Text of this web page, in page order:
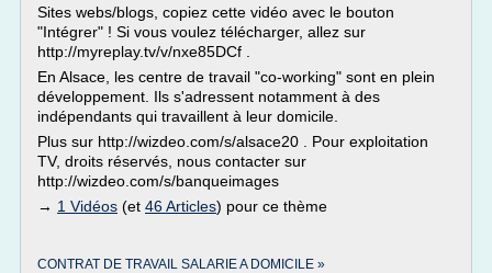
Sites webs/blogs, copiez cette vidéo avec le bouton
"Intégrer" ! Si vous voulez télécharger, allez sur
http://myreplay.tv/v/nxe85DCf .
En Alsace, les centre de travail "co-working" sont en plein
développement. Ils s'adressent notamment à des
indépendants qui travaillent à leur domicile.
Plus sur http://wizdeo.com/s/alsace20 . Pour exploitation
TV, droits réservés, nous contacter sur
http://wizdeo.com/s/banqueimages
→ 1 Vidéos (et 46 Articles) pour ce thème
CONTRAT DE TRAVAIL SALARIE A DOMICILE »